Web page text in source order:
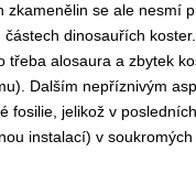
zkamenělin se ale
dinosauřích
alosaura a zbytek
Dalším nepříznivým
jelikož v
instalací) v